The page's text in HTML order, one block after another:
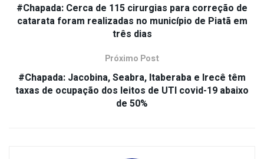
#Chapada: Cerca de 115 cirurgias para correção de
catarata foram realizadas no município de Piatã em
três dias
Próximo Post
#Chapada: Jacobina, Seabra, Itaberaba e Irecê têm
taxas de ocupação dos leitos de UTI covid-19 abaixo
de 50%